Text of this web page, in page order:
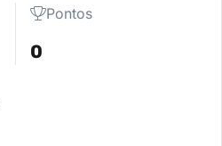
Pontos
0